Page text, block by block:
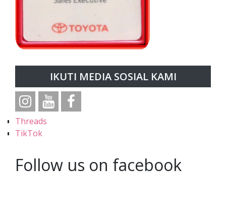
IKUTI MEDIA SOSIAL KAMI
Threads
TikTok
Follow us on facebook